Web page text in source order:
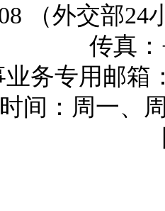
（外交部
传真：
务专用邮箱
间：周一、